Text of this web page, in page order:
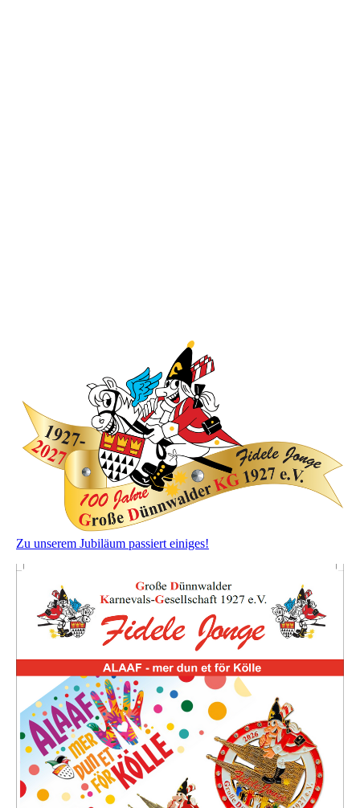
Zu unserem Jubiläum passiert einiges!